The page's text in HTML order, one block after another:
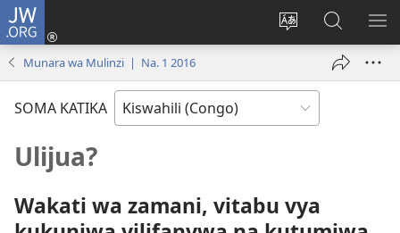
JW.ORG
Badili
adresi
Ingia
(opens
Tafuta
ku
JW.ORG
Munara wa Mulinzi | Na. 1 2016
SOMA KATIKA
Ulijua?
Wakati wa zamani, vitabu vya